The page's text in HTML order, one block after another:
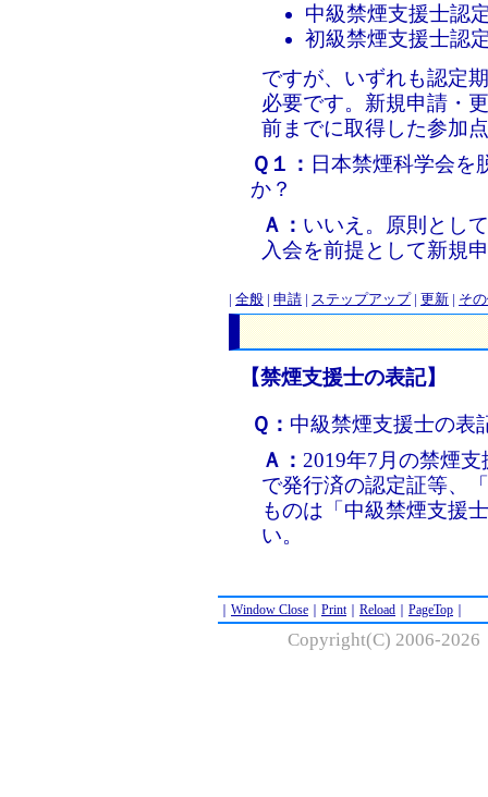
中級禁煙支援士認
初級禁煙支援士認
ですが、いずれも認定
必要です。新規申請・
前までに取得した参加
Ｑ１： 日本禁煙科学会を
か？
Ａ： いいえ。原則とし
入会を前提として新規
| 全般 | 申請 | ステップアップ| 更新 | そ
【禁煙支援士の表記】
Ｑ： 中級禁煙支援士の表
Ａ： 2019年7月の禁煙
で発行済の認定証等、
ものは「中級禁煙支援
い。
｜ Window Close ｜ Print ｜ Reload ｜ PageTop ｜
Copyright(C) 2006-